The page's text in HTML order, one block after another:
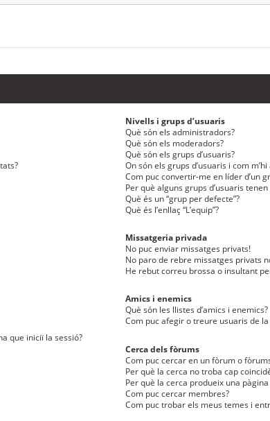
que iniciï la sessió?
Nivells i grups d’usuaris
Què són els administradors?
Què són els moderadors?
Què són els grups d’usuaris?
On són els grups d’usuaris i com m’hi
Com puc convertir-me en líder d’un
Per què alguns grups d’usuaris
Què és un “grup per defecte”?
Què és l’enllaç “L’equip”?
Missatgeria privada
No puc enviar missatges privats!
No paro de rebre missatges privats
He rebut correu brossa o insultant
Amics i enemics
Què són les llistes d’amics i enemics?
Com puc afegir o treure usuaris de la
Cerca dels fòrums
Com puc cercar en un fòrum o
Per què la cerca no troba cap
Per què la cerca produeix una pàgina
Com puc cercar membres?
Com puc trobar els meus temes i